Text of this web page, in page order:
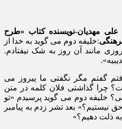
مهدیان-نویسنده کتاب «طرح
:خلیفه دوم می گوید به خدا از
مانند آن روز به شک نیفتادم.
گفتم مگر نگفتی ما پیروز می
چرا گذاشتی فلان کلمه در متن
خلیفه دوم می گوید پرسیدم «تو
نیستیم؟» بعد تشر زدم به پیامبر
ذلت دهیم؟»